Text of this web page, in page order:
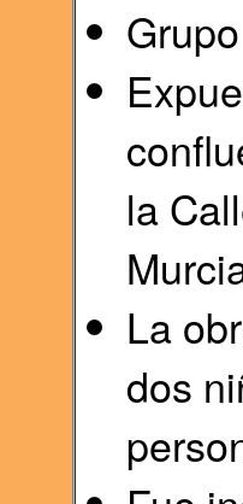
la
La
dos